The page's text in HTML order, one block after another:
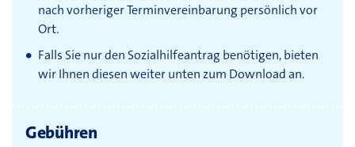
nach vorheriger Terminvereinbarung persönlich vor
Ort.
Falls Sie nur den Sozialhilfeantrag benötigen, bieten
wir Ihnen diesen weiter unten zum Download an.
Gebühren